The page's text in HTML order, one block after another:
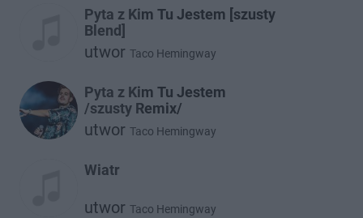
Pyta z Kim Tu Jestem [szusty
Blend]
utwor Taco Hemingway
Pyta z Kim Tu Jestem
/szusty Remix/
utwor Taco Hemingway
Wiatr
utwor Taco Hemingway